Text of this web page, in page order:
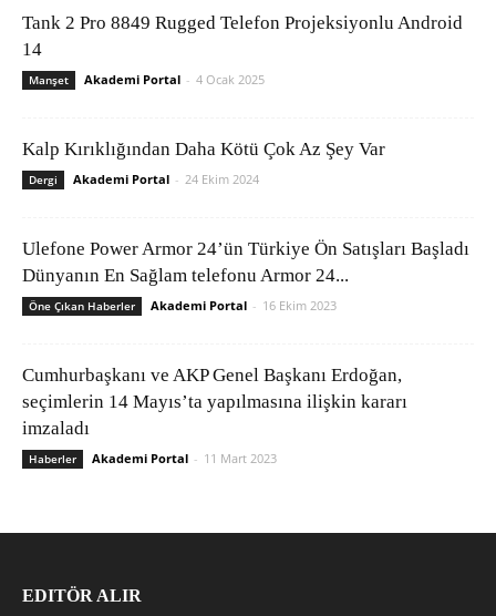
Tank 2 Pro 8849 Rugged Telefon Projeksiyonlu Android
14
Manşet Akademi Portal - 4 Ocak 2025
Kalp Kırıklığından Daha Kötü Çok Az Şey Var
Dergi Akademi Portal - 24 Ekim 2024
Ulefone Power Armor 24’ün Türkiye Ön Satışları Başladı
Dünyanın En Sağlam telefonu Armor 24...
Öne Çıkan Haberler Akademi Portal - 16 Ekim 2023
Cumhurbaşkanı ve AKP Genel Başkanı Erdoğan,
seçimlerin 14 Mayıs’ta yapılmasına ilişkin kararı
imzaladı
Haberler Akademi Portal - 11 Mart 2023
EDITÖR ALIR